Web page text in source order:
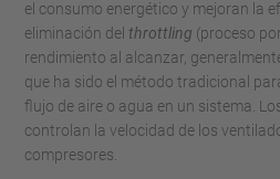
el consumo energético y mejoran la
eliminación del throttling (proceso
rendimiento al alcanzar,
que ha sido el método tradicional
flujo de aire o agua en un sistema.
controlan la velocidad de los
compresores.